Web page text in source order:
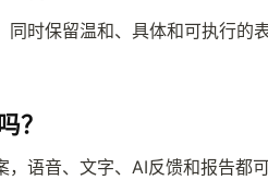
同时保留温和、具体和可执行
？
，语音、文字、AI反馈和报告都